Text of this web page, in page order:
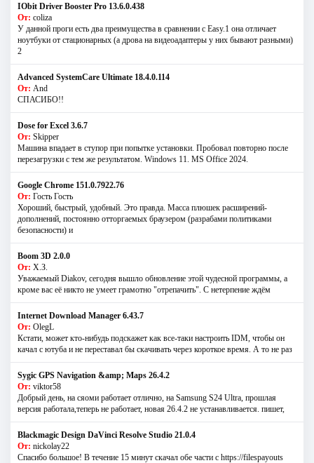
IObit Driver Booster Pro 13.6.0.438
От: coliza
У данной проги есть два преимущества в сравнении с Easy.1 она отличает
ноутбуки от стационарных (а дрова на видеоадаптеры у них бывают разными)
2
Advanced SystemCare Ultimate 18.4.0.114
От: And
СПАСИБО!!
Dose for Excel 3.6.7
От: Skipper
Машина впадает в ступор при попытке установки. Пробовал повторно после
перезагрузки с тем же результатом. Windows 11. MS Offiсe 2024.
Google Chrome 151.0.7922.76
От: Гость Гость
Хороший, быстрый, удобный. Это правда. Масса плюшек расширений-
дополнений, постоянно отторгаемых браузером (разрабами политиками
безопасности) и
Boom 3D 2.0.0
От: Х.З.
Уважаемый Diakov, сегодня вышло обновление этой чудесной программы, а
кроме вас её никто не умеет грамотно "отрепачить". С нетерпение ждём
Internet Download Manager 6.43.7
От: OlegL
Кстати, может кто-нибудь подскажет как все-таки настроить IDM, чтобы он
качал с ютуба и не переставал бы скачивать через короткое время. А то не раз
Sygic GPS Navigation &amp; Maps 26.4.2
От: viktor58
Добрый день, на сяоми работает отлично, на Samsung S24 Ultra, прошлая
версия работала,теперь не работает, новая 26.4.2 не устанавливается. пишет,
Blackmagic Design DaVinci Resolve Studio 21.0.4
От: nickolay22
Спасибо большое! В течение 15 минут скачал обе части с https://filespayouts